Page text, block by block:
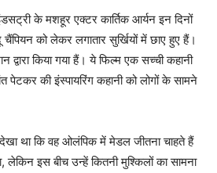
के मशहूर एक्टर कार्तिक आर्यन इन दिनों
चैंपियन को लेकर लगातार सुर्खियों में छाए हुए हैं।
द्वारा किया गया हैं। ये फिल्म एक सच्ची कहानी
पेटकर की इंस्पायरिंग कहानी को लोगों के सामने
था कि वह ओलंपिक में मेडल जीतना चाहते हैं
इस बीच उन्हें कितनी मुश्किलों का सामना